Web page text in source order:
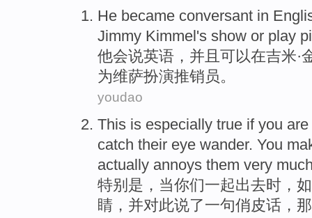
He became conversant in
Jimmy Kimmel 's show or play
他会说英语 ， 并且 可以在吉米·
为维萨扮演推销员。
youdao
This is especially true if you are
catch their eye wander. You
actually annoys them very
特别是 ， 当你们一起出去时，
睛 ， 并对此说了一句俏皮话 ， 那